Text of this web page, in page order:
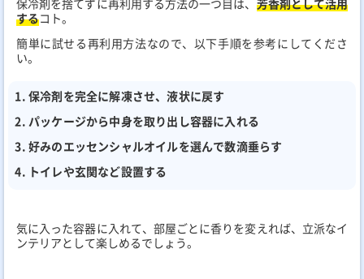
保冷剤を捨てずに再利用する方法の一つ目は、 芳香剤として活用
するコト。
簡単に試せる再利用方法なので、以下手順を参考にしてくださ
い。
保冷剤を完全に解凍させ、液状に戻す
パッケージから中身を取り出し容器に入れる
好みのエッセンシャルオイルを選んで数滴垂らす
トイレや玄関など設置する
気に入った容器に入れて、部屋ごとに香りを変えれば、立派なイ
ンテリアとして楽しめるでしょう。